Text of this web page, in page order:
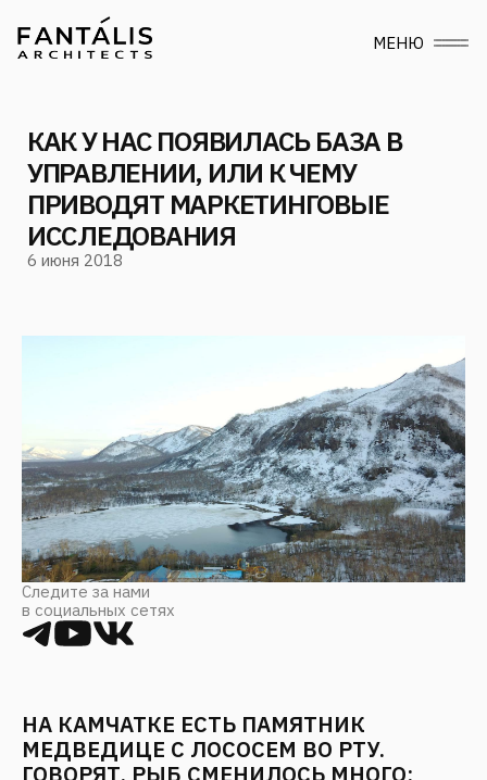
МЕНЮ
УПРАВЛЕНИИ, ИЛИ К ЧЕМУ
ПРИВОДЯТ МАРКЕТИНГОВЫЕ
ИССЛЕДОВАНИЯ
6 июня 2018
Следите за нами
в социальных сетях
НА КАМЧАТКЕ ЕСТЬ ПАМЯТНИК
МЕДВЕДИЦЕ С ЛОСОСЕМ ВО РТУ.
ГОВОРЯТ, РЫБ СМЕНИЛОСЬ МНОГО:
КОГДА ОНИ БЫЛИ ИЗ ЦВЕТНОГО
Нашей команде выпала честь делать не просто
концепцию участка или парка, а создать
концепцию целого полуострова.